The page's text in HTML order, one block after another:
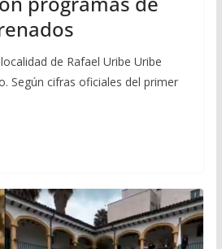
de Rafael Uribe Uribe
Según cifras oficiales del primer